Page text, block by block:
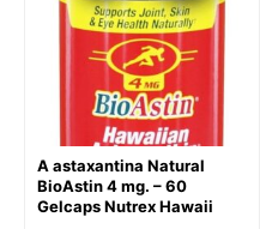
A astaxantina Natural
BioAstin 4 mg. – 60
Gelcaps Nutrex Hawaii